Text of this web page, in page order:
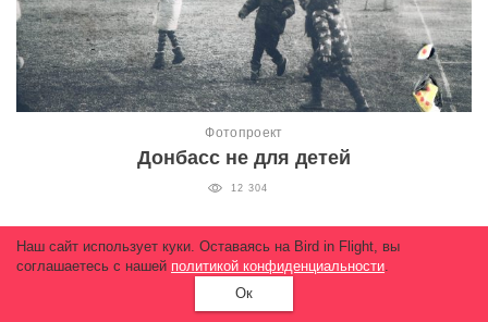
Фотопроект
Донбасс не для детей
12 304
Наш сайт использует куки. Оставаясь на Bird in Flight, вы
соглашаетесь с нашей политикой конфиденциальности.
Ок